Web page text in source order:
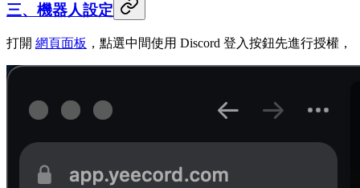
三、機器人設定
打開 網頁面板 ，點選中間使用 Discord 登入按鈕先進行授權，